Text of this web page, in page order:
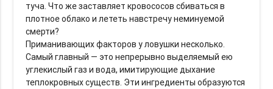
туча. Что же заставляет кровососов сбиваться в
плотное облако и лететь навстречу неминуемой
смерти?
Приманивающих факторов у ловушки несколько.
Самый главный — это непрерывно выделяемый ею
углекислый газ и вода, имитирующие дыхание
теплокровных существ. Эти ингредиенты образуются